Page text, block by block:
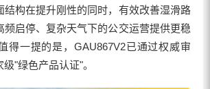
结构在提升刚性的同时，有效改善湿滑路
频启停、复杂天气下的公交运营提供更稳
得一提的是，GAU867V2已通过权威审
"绿色产品认证"。